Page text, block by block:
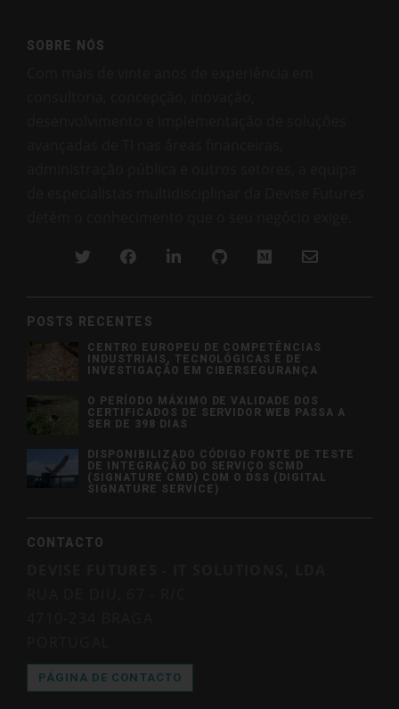
SOBRE NÓS
POSTS RECENTES
CENTRO EUROPEU DE COMPETÊNCIAS
INDUSTRIAIS, TECNOLÓGICAS E DE
INVESTIGAÇÃO EM CIBERSEGURANÇA
O PERÍODO MÁXIMO DE VALIDADE DOS
CERTIFICADOS DE SERVIDOR WEB PASSA A
SER DE 398 DIAS
DISPONIBILIZADO CÓDIGO FONTE DE TESTE
DE INTEGRAÇÃO DO SERVIÇO SCMD
(SIGNATURE CMD) COM O DSS (DIGITAL
SIGNATURE SERVICE)
CONTACTO
PÁGINA DE CONTACTO